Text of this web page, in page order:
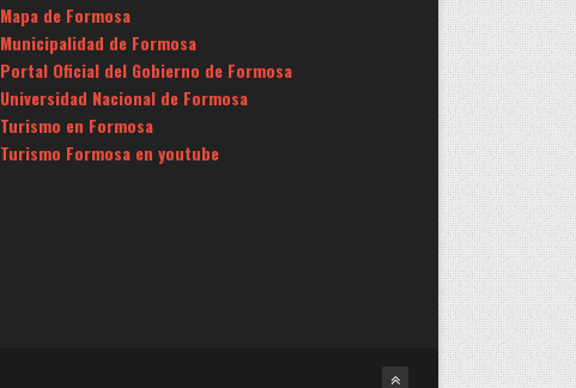
Mapa de Formosa
Municipalidad de Formosa
Portal Oficial del Gobierno de Formosa
Universidad Nacional de Formosa
Turismo en Formosa
Turismo Formosa en youtube